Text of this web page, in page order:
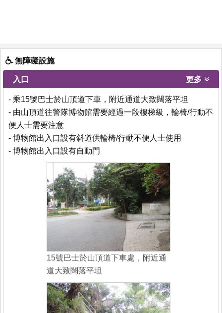
無障礙設施
入口 更多
- 乘15號巴士於山頂道下車，附近通道大致闊落平坦
- 由山頂道往警隊博物館需要經過一段樓梯級，輪椅/行動不
便人士需要注意
- 博物館出入口設有斜道供輪椅/行動不便人士使用
- 博物館出入口設有自動門
15號巴士於山頂道下車處，附近通
道大致闊落平坦